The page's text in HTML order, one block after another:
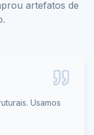
artefatos de
Usamos